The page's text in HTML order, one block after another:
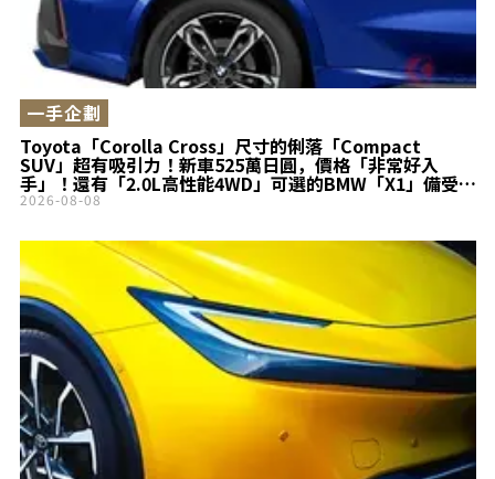
Toyota「Corolla Cross」尺寸的俐落「Compact
SUV」超有吸引力！新車525萬日圓，價格「非常好入
手」！還有「2.0L高性能4WD」可選的BMW「X1」備受矚
目
一手企劃
2026-08-08